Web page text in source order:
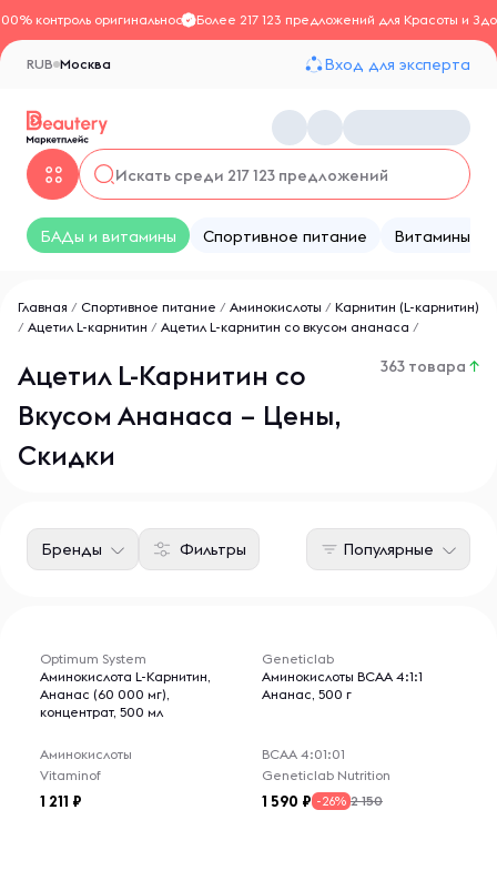
контроль оригинальностиБолее 217 123 предложений для Красоты и
Москва
RUB Вход для эксперта
БАДы и витамины Спортивное питание Витамины
Главная / Спортивное питание / Аминокислоты / Карнитин (L-карнитин)
/ Ацетил L-карнитин / Ацетил L-карнитин со вкусом ананаса /
Ацетил L-Карнитин со
Вкусом Ананаса – Цены,
Скидки
363 товара ↑
Фильтры
Бренды Популярные
Optimum System
Аминокислота L-Карнитин,
Ананас (60 000 мг),
концентрат, 500 мл
Аминокислоты
Vitaminof
1 211
Geneticlab
Аминокислоты BCAA 4:1:1
Ананас, 500 г
ВСАА 4:01:01
Geneticlab Nutrition
1 590 -26% 2 150